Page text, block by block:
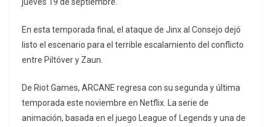
En esta temporada final, el ataque de Jinx al Consejo dejó
listo el escenario para el terrible escalamiento del conflicto
entre Piltóver y Zaun.
De Riot Games, ARCANE regresa con su segunda y última
temporada este noviembre en Netflix. La serie de
animación, basada en el juego League of Legends y una de